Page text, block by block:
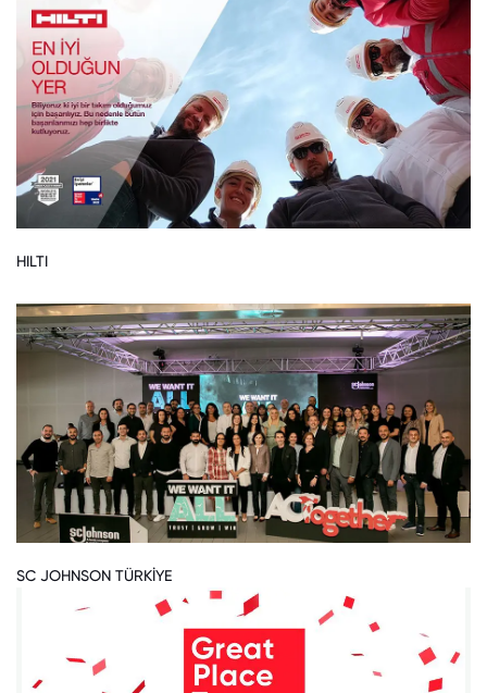
HILTI
SC JOHNSON TÜRKİYE